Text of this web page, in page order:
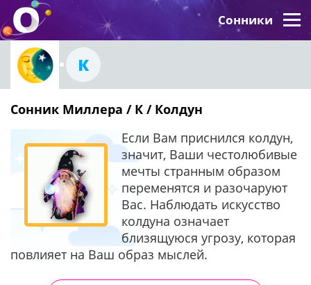
Сонники
К
Сонник Миллера / К / Колдун
Если Вам приснился колдун,
значит, Ваши честолюбивые
мечты странным образом
переменятся и разочаруют
Вас. Наблюдать искусство
колдуна означает
близящуюся угрозу, которая
повлияет на Ваш образ мыслей.